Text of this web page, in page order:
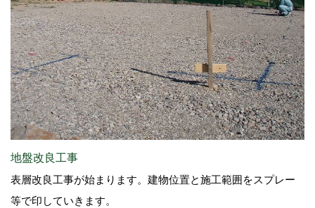
地盤改良工事
表層改良工事が始まります。建物位置と施工範囲をスプレー
等で印していきます。